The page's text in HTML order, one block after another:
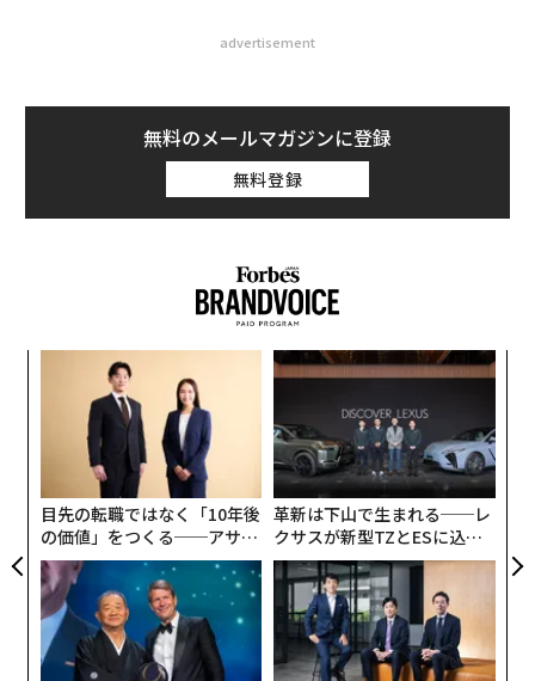
advertisement
無料のメールマガジンに登録
無料登録
目先の転職ではなく「10年後
の価値」をつくる──アサイ
ンの長期伴走型支援とは
革新は下山で生まれる──レ
クサスが新型TZとESに込め
た「DISCOVER」の哲学